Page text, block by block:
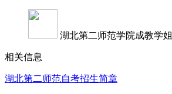
湖北第二师范学院成教学姐
相关信息
湖北第二师范自考招生简章